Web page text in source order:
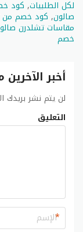
لكل الطلبيات, كود
صالون, كود خصم من
مقاسات تشلدرن
خصم
أخبر
لن يتم نشر بريدك
التعليق
*